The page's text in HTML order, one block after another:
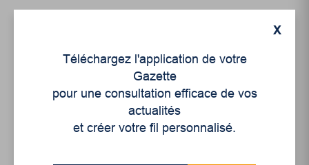
X
Téléchargez l'application de votre
Gazette
pour une consultation efficace de vos
actualités
et créer votre fil personnalisé.